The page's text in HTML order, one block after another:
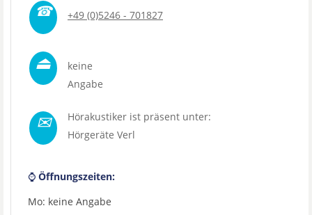
☎ +49 (0)5246 - 701827
⏏
keine
Angabe
✉
Hörakustiker ist präsent unter:
Hörgeräte Verl
⌚ Öffnungszeiten:
Mo: keine Angabe